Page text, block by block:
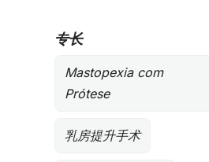
专长
Mastopexia com
Prótese
乳房提升手术